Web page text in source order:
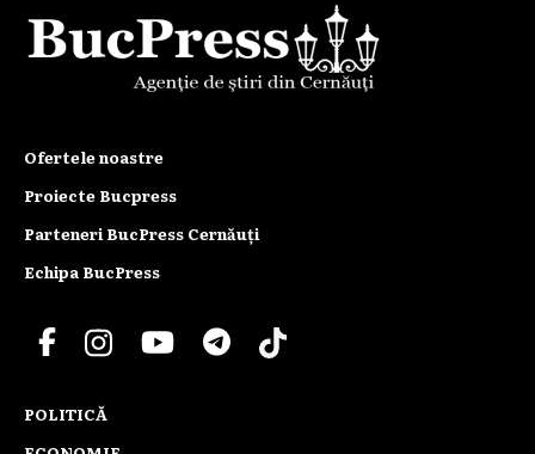
Ofertele noastre
Proiecte Bucpress
Parteneri BucPress Cernăuți
Echipa BucPress
POLITICĂ